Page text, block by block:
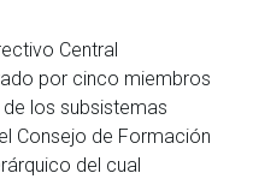
Central
por cinco miembros
los subsistemas
Consejo de Formación
del cual